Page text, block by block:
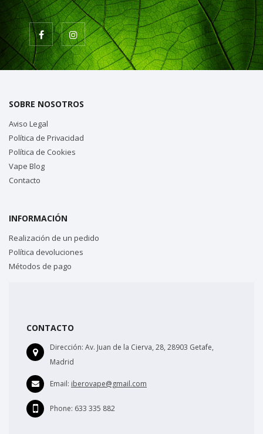
SOBRE NOSOTROS
Aviso Legal
Política de Privacidad
Política de Cookies
Vape Blog
Contacto
INFORMACIÓN
Realización de un pedido
Política devoluciones
Métodos de pago
CONTACTO
Dirección: Av. Juan de la Cierva, 28, 28903 Getafe,
Madrid
Email: iberovape@gmail.com
Phone: 633 335 882